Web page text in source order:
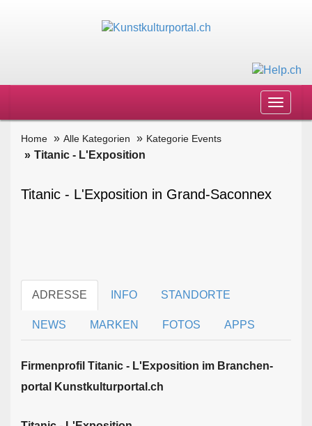
Toggle
Home Alle Kategorien Kategorie Events
Titanic - L'Exposition
Titanic - L'Exposition in Grand-Saconnex
ADRESSE INFO STANDORTE
NEWS MARKEN FOTOS APPS
Firmen­profil Titanic - L'Exposition im Branchen­
portal Kunstkulturportal.ch